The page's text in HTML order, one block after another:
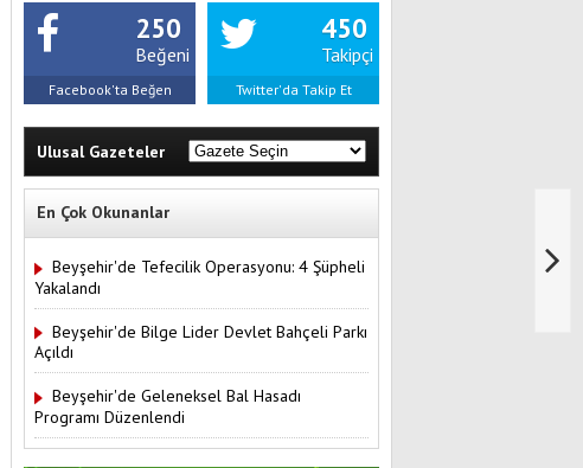
250
Beğeni
Facebook'ta Beğen
450
Takipçi
Twitter'da Takip Et
Ulusal Gazeteler
En Çok Okunanlar
Beyşehir'de Tefecilik Operasyonu: 4 Şüpheli
Yakalandı
Beyşehir'de Bilge Lider Devlet Bahçeli Parkı
Açıldı
Beyşehir'de Geleneksel Bal Hasadı
Programı Düzenlendi